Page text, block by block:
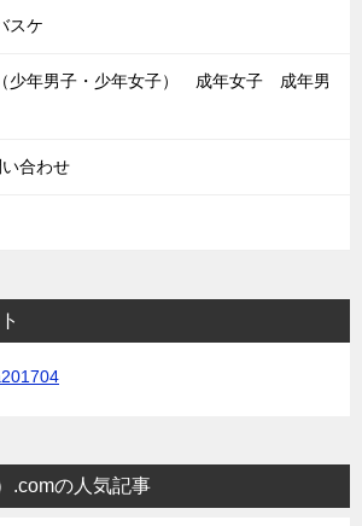
スケ
少年男子・少年女子） 成年女子 成年男
合わせ
.comの人気記事